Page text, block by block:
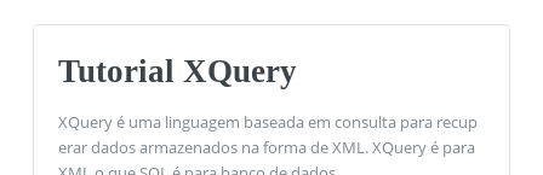
Tutorial XQuery
XQuery é uma linguagem baseada em consulta para recup
erar dados armazenados na forma de XML. XQuery é para